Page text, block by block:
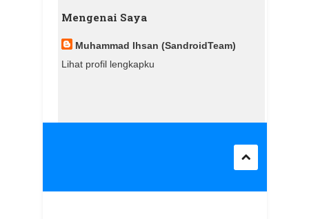
Mengenai Saya
Muhammad Ihsan (SandroidTeam)
Lihat profil lengkapku